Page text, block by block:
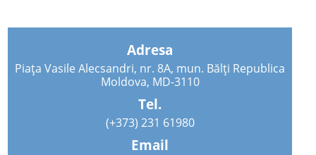
Adresa
Piața Vasile Alecsandri, nr. 8A, mun. Bălți Republica
Moldova, MD-3110
Tel.
(+373) 231 61980
Email